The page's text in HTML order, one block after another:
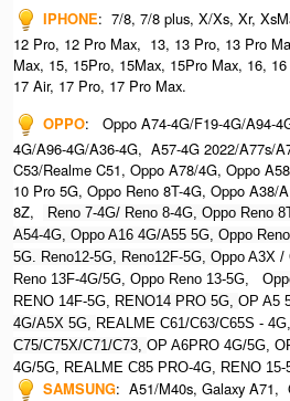
IPHONE: 7/8, 7/8 plus, X/Xs, Xr,
12 Pro, 12 Pro Max, 13, 13 Pro, 13 Pro
Max, 15, 15Pro, 15Max, 15Pro Max, 16,
17 Air, 17 Pro, 17 Pro Max.
OPPO:
Oppo A74-4G/F19-4G/A94-
4G/A96-4G/A36-4G, A57-4G 2022/A77s/
C53/Realme C51, Oppo A78/4G, Oppo
10 Pro 5G, Oppo Reno 8T-4G, Oppo A38/
8Z,
Reno 7-4G/ Reno 8-4G, Oppo Reno
A54-4G, Oppo A16 4G/A55 5G, Oppo
5G. Reno12-5G, Reno12F-5G, Oppo A3X /
Reno 13F-4G/5G, Oppo Reno 13-5G, O
RENO 14F-5G, RENO14 PRO 5G, OP A5
4G/A5X 5G, REALME C61/C63/C65S - 4G,
C75/C75X/C71/C73, OP A6PRO 4G/5G,
4G/5G, REALME C85 PRO-4G, RENO 15-
SAMSUNG: A51/M40s, Galaxy A71,